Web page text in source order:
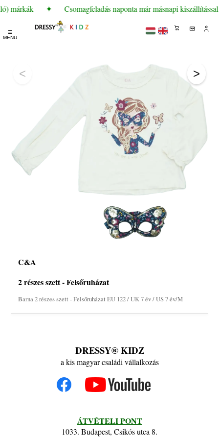
márkák ✦ Csomagfeladás naponta már másnapi kiszállítással
☰
MENÜ
< >
C&A
2 részes szett - Felsőruházat
Barna 2 részes szett - Felsőruházat EU 122 / UK 7 év / US 7 év/M
DRESSY® KIDZ
a kis magyar családi vállalkozás
ÁTVÉTELI PONT
1033. Budapest, Csikós utca 8.